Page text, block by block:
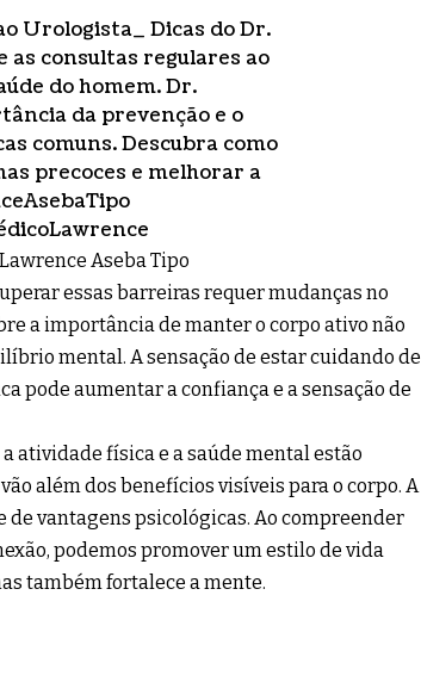
Urologista_ Dicas do Dr.
as consultas regulares ao
do homem. Dr.
da prevenção e o
comuns. Descubra como
precoces e melhorar a
Aseba Tipo
essas barreiras requer mudanças no
a importância de manter o corpo ativo não
mental. A sensação de estar cuidando de
pode aumentar a confiança e a sensação de
atividade física e a saúde mental estão
além dos benefícios visíveis para o corpo. A
vantagens psicológicas. Ao compreender
podemos promover um estilo de vida
também fortalece a mente.